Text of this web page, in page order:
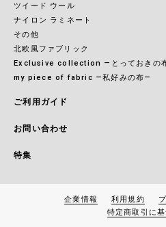
ツイード ウール
ナイロン ラミネート
その他
北欧風ファブリック
Exclusive collection ―とっておきの
my piece of fabric ―私好みの布―
ご利用ガイド
お問い合わせ
特集
企業情報 利用規約
特定商取引に